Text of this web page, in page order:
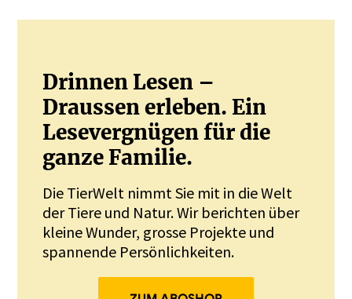
Drinnen Lesen –
Draussen erleben. Ein
Lesevergnügen für die
ganze Familie.
Die TierWelt nimmt Sie mit in die Welt
der Tiere und Natur. Wir berichten über
kleine Wunder, grosse Projekte und
spannende Persönlichkeiten.